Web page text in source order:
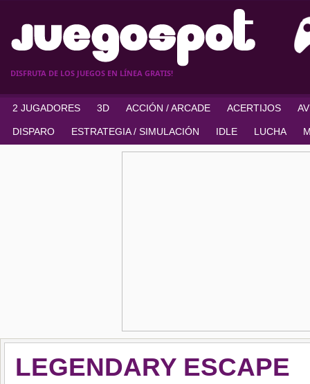
DISFRUTA DE LOS JUEGOS EN LÍNEA GRATIS!
2 JUGADORES 3D ACCIÓN / ARCADE ACERTIJOS
DISPARO ESTRATEGIA / SIMULACIÓN IDLE LUCHA
LEGENDARY ESCAPE